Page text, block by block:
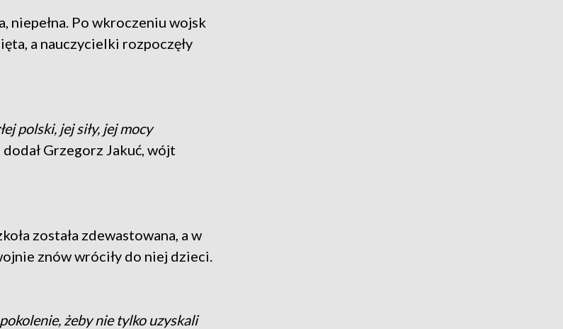
niepełna. Po wkroczeniu wojsk
a nauczycielki rozpoczęły
polski, jej siły, jej mocy
Grzegorz Jakuć, wójt
została zdewastowana, a w
znów wróciły do niej dzieci.
żeby nie tylko uzyskali